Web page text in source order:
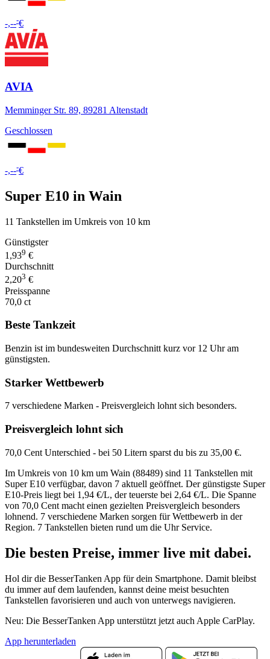
-,---€
AVIA
Memminger Str. 89, 89281 Altenstadt
Geschlossen
-,---€
Super E10 in Wain
11 Tankstellen im Umkreis von 10 km
Günstigster
1,939 €
Durchschnitt
2,203 €
Preisspanne
70,0 ct
Beste Tankzeit
Benzin ist im bundesweiten Durchschnitt kurz vor 12 Uhr am
günstigsten.
Starker Wettbewerb
7 verschiedene Marken - Preisvergleich lohnt sich besonders.
Preisvergleich lohnt sich
70,0 Cent Unterschied - bei 50 Litern sparst du bis zu 35,00 €.
Im Umkreis von 10 km um Wain (88489) sind 11 Tankstellen mit
Super E10 verfügbar, davon 7 aktuell geöffnet. Der günstigste Super
E10-Preis liegt bei 1,94 €/L, der teuerste bei 2,64 €/L. Die Spanne
von 70,0 Cent macht einen gezielten Preisvergleich besonders
lohnend. 7 verschiedene Marken sorgen für Wettbewerb in der
Region. 7 Tankstellen bieten rund um die Uhr Service.
Die besten Preise, immer live mit dabei.
Hol dir die BesserTanken App für dein Smartphone. Damit bleibst
du immer auf dem laufenden, kannst deine meist besuchten
Tankstellen favorisieren und auch von unterwegs navigieren.
Neu: Die BesserTanken App unterstützt jetzt auch Apple CarPlay.
App herunterladen